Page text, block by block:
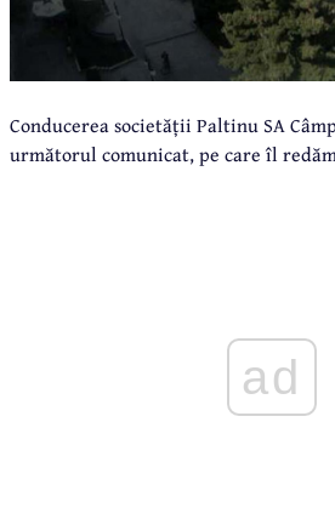
Conducerea societății Paltinu SA
următorul comunicat, pe care îl
ad